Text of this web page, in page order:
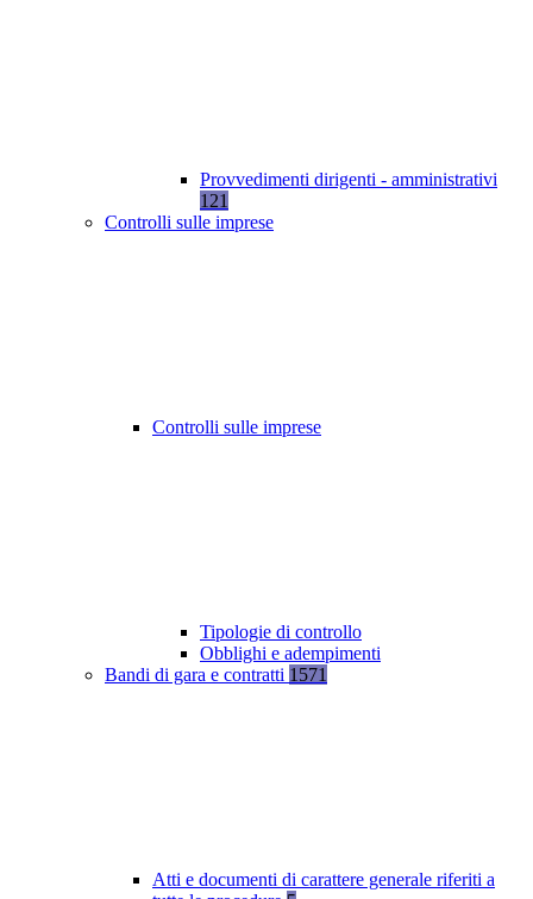
Provvedimenti dirigenti - amministrativi
121
Controlli sulle imprese
Controlli sulle imprese
Tipologie di controllo
Obblighi e adempimenti
Bandi di gara e contratti 1571
Atti e documenti di carattere generale riferiti a